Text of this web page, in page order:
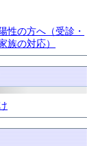
性の方へ（受診・
族の対応）